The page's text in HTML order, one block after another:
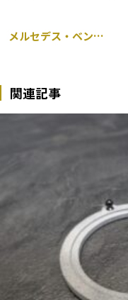
メルセデス・ベンツ CLA W117 持ち込み 前後 ドライブレコーダー取り付け
関連記事